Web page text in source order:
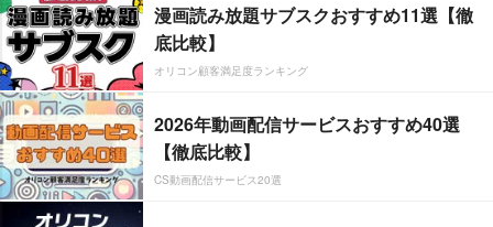
漫画読み放題サブスクおすすめ11選【徹
底比較】
オリコン顧客満足度ランキング
2026年動画配信サービスおすすめ40選
【徹底比較】
CS動画配信サービス20選